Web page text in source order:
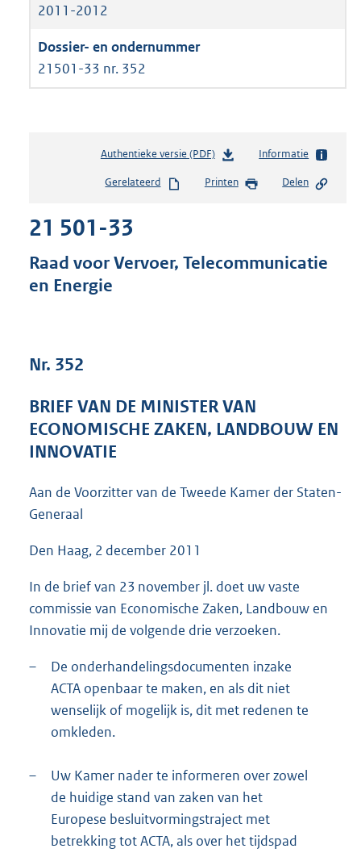
2011-2012
21501-33 nr. 352
Authentieke versie (PDF)b
s
s
:
5
Informatie
Gerelateerd Printen Delen
21 501-33
Raad voor Vervoer, Telecommunicatie
en Energie
Nr. 352
BRIEF VAN DE MINISTER VAN
ECONOMISCHE ZAKEN, LANDBOUW EN
INNOVATIE
Aan de Voorzitter van de Tweede Kamer der Staten-
Generaal
Den Haag, 2 december 2011
In de brief van 23 november jl. doet uw vaste
commissie van Economische Zaken, Landbouw en
Innovatie mij de volgende drie verzoeken.
–
De onderhandelingsdocumenten inzake
ACTA openbaar te maken, en als dit niet
wenselijk of mogelijk is, dit met redenen te
omkleden.
–
Uw Kamer nader te informeren over zowel
de huidige stand van zaken van het
Europese besluitvormingstraject met
betrekking tot ACTA, als over het tijdspad